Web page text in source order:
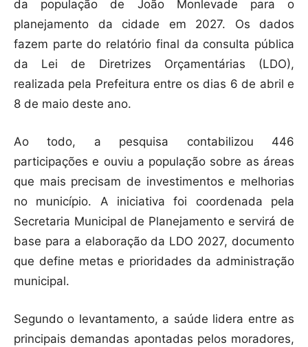
da população de João Monlevade para o
planejamento da cidade em 2027. Os dados
fazem parte do relatório final da consulta pública
da Lei de Diretrizes Orçamentárias (LDO),
realizada pela Prefeitura entre os dias 6 de abril e
8 de maio deste ano.
Ao todo, a pesquisa contabilizou 446
participações e ouviu a população sobre as áreas
que mais precisam de investimentos e melhorias
no município. A iniciativa foi coordenada pela
Secretaria Municipal de Planejamento e servirá de
base para a elaboração da LDO 2027, documento
que define metas e prioridades da administração
municipal.
Segundo o levantamento, a saúde lidera entre as
principais demandas apontadas pelos moradores,